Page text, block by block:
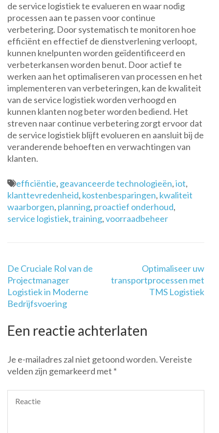
de service logistiek te evalueren en waar nodig
processen aan te passen voor continue
verbetering. Door systematisch te monitoren hoe
efficiënt en effectief de dienstverlening verloopt,
kunnen knelpunten worden geïdentificeerd en
verbeterkansen worden benut. Door actief te
werken aan het optimaliseren van processen en het
implementeren van verbeteringen, kan de kwaliteit
van de service logistiek worden verhoogd en
kunnen klanten nog beter worden bediend. Het
streven naar continue verbetering zorgt ervoor dat
de service logistiek blijft evolueren en aansluit bij de
veranderende behoeften en verwachtingen van
klanten.
efficiëntie, geavanceerde technologieën,iot,
klanttevredenheid, kostenbesparingen, kwaliteit
waarborgen, planning, proactief onderhoud,
service logistiek,training,voorraadbeheer
Berichtnavigatie
De Cruciale Rol van de
Projectmanager
Logistiek in Moderne
Bedrijfsvoering
Optimaliseer uw
transportprocessen met
TMS Logistiek
Een reactie achterlaten
Je e-mailadres zal niet getoond worden.Vereiste
velden zijn gemarkeerd met *